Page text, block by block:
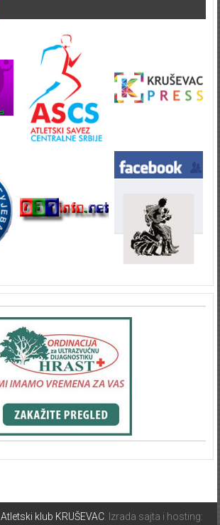
Atletski klub KRUŠEVAC. Izrada sajta i hosting: